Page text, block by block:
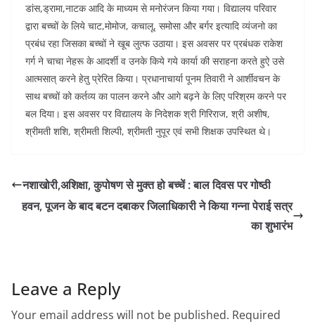
डांस,ड्रामा,नाटक आदि के माध्यम से मनोरंजन किया गया। विद्यालय परिवार
द्वारा बच्चों के लिये चाट,मोमोज, कचालू, समोसा और बर्गर इत्यादि व्यंजनो का
प्रबंध रहा जिसका बच्चों ने खूब लुत्फ उठाया। इस अवसर पर प्रबंधक राकेश
गर्ग ने चाचा नेहरू के आदर्शी व उनके किये गये कार्या की सराहना करते हुऐ उसे
आत्मसात् करने हेतु प्रेरित किया। प्रधानाचार्या पूनम तिवारी ने आर्शीवचन के
साथ बच्चों को कर्तव्य का पालन करने और आगे बढ़ने के लिए परिश्रम करने पर
बल दिया। इस अवसर पर विद्यालय के निदेशक श्री गिरिराज, श्री अशीष,
श्रीमती शशि, श्रीमती शिल्पी, श्रीमती नुपूर एवं सभी शिक्षक उपस्थित थे।
नशाखोरी,अशिक्षा, कुपोषण से मुक्त हो बच्चें : बाल दिवस पर गोष्ठी
हवन, पूजन के बाद बटन दबाकर जिलाधिकारी ने किया गन्ना पेराई सत्र
का शुभारंभ
Leave a Reply
Your email address will not be published. Required